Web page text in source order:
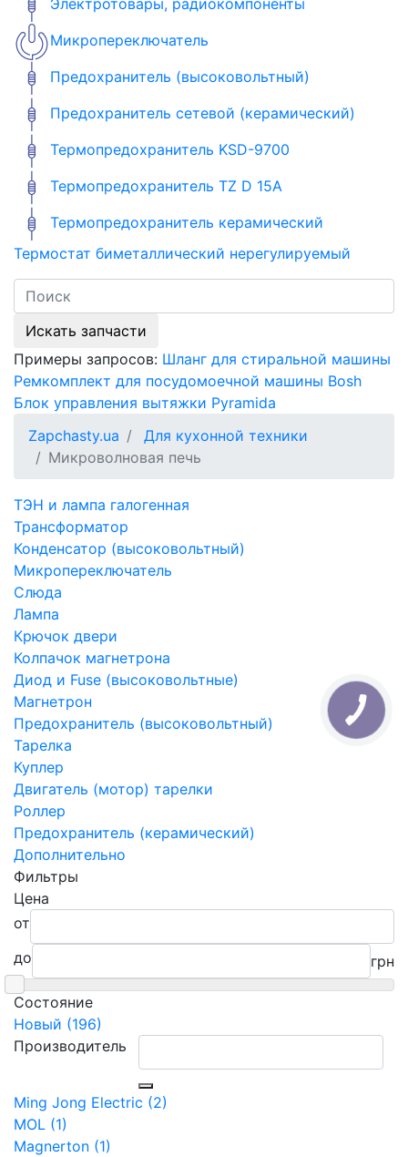
Электротовары, радиокомпоненты
Микропереключатель
Предохранитель (высоковольтный)
Предохранитель сетевой (керамический)
Термопредохранитель KSD-9700
Термопредохранитель TZ D 15A
Термопредохранитель керамический
Термостат биметаллический нерегулируемый
Искать запчасти
Примеры запросов: Шланг для стиральной машины
Ремкомплект для посудомоечной машины Bosh
Блок управления вытяжки Pyramida
Zapchasty.ua
Для кухонной техники
Микроволновая печь
ТЭН и лампа галогенная
Трансформатор
Конденсатор (высоковольтный)
Микропереключатель
Слюда
Лампа
Крючок двери
Колпачок магнетрона
Диод и Fuse (высоковольтные)
Магнетрон
Предохранитель (высоковольтный)
Тарелка
Куплер
Двигатель (мотор) тарелки
Роллер
Предохранитель (керамический)
Дополнительно
Фильтры
Цена
от
до
грн
Состояние
Новый (196)
Производитель
Ming Jong Electric (2)
MOL (1)
Magnerton (1)